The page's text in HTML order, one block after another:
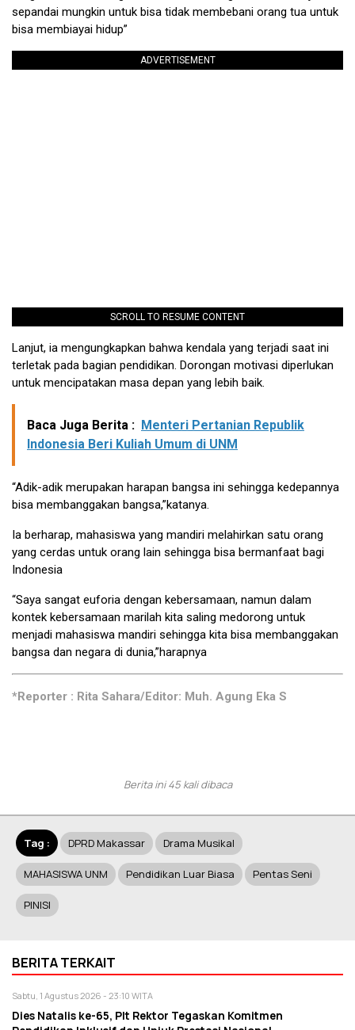
sepandai mungkin untuk bisa tidak membebani orang tua untuk
bisa membiayai hidup”
ADVERTISEMENT
SCROLL TO RESUME CONTENT
Lanjut, ia mengungkapkan bahwa kendala yang terjadi saat ini
terletak pada bagian pendidikan. Dorongan motivasi diperlukan
untuk mencipatakan masa depan yang lebih baik.
Baca Juga Berita : Menteri Pertanian Republik
Indonesia Beri Kuliah Umum di UNM
“Adik-adik merupakan harapan bangsa ini sehingga kedepannya
bisa membanggakan bangsa,”katanya.
Ia berharap, mahasiswa yang mandiri melahirkan satu orang
yang cerdas untuk orang lain sehingga bisa bermanfaat bagi
Indonesia
“Saya sangat euforia dengan kebersamaan, namun dalam
kontek kebersamaan marilah kita saling medorong untuk
menjadi mahasiswa mandiri sehingga kita bisa membanggakan
bangsa dan negara di dunia,”harapnya
*Reporter : Rita Sahara/Editor: Muh. Agung Eka S
Berita ini 45 kali dibaca
Tag : DPRD Makassar Drama Musikal
MAHASISWA UNM Pendidikan Luar Biasa Pentas Seni
PINISI
BERITA TERKAIT
Sabtu, 1 Agustus 2026 - 23:10 WITA
Dies Natalis ke-65, Plt Rektor Tegaskan Komitmen